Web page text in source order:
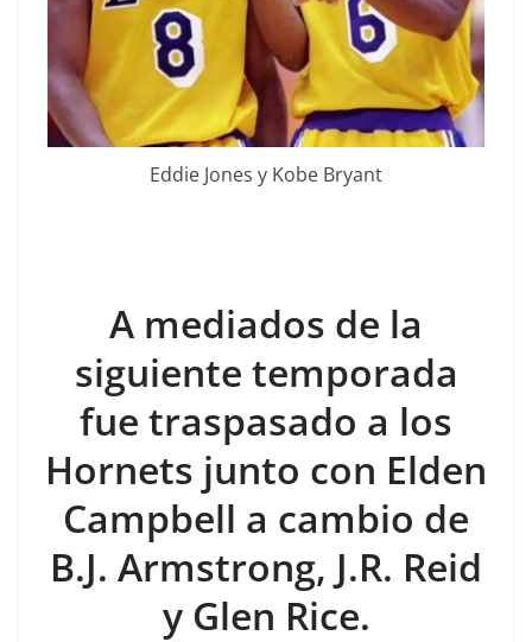
Eddie Jones y Kobe Bryant
A mediados de la
siguiente temporada
fue traspasado a los
Hornets junto con Elden
Campbell a cambio de
B.J. Armstrong, J.R. Reid
y Glen Rice.